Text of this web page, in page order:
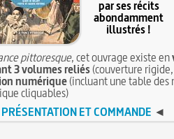
par ses récits
abondamment
illustrés !
pittoresque, cet ouvrage existe en
3 volumes reliés(couverture
numérique(incluant une table des
cliquables)
PRÉSENTATION ET COMMANDE ◄